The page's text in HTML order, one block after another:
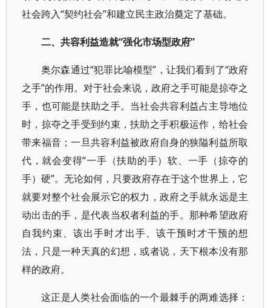
社会跨入“契约社会”和建立民主政治奠定了基础。
二、共容利益造就“强化市场型政府”
奥尔森通过“犯罪比喻模型”，让我们看到了“政府
之手”的作用。对于社会来说，政府之手可能是掠夺之
手，也可能是扶助之手。当社会共容利益占主导地位
时，掠夺之手受到约束，扶助之手积极运作，给社会
带来福音；一旦共容利益被政府自身的狭隘利益所取
代，就会变得“一手（扶助的手）软、一手（掠夺的
手）硬”。无论如何，只要政府存在于这个世界上，它
就要对整个社会展示它的权力，政府之手就永远是主
动出击的手，是代表当权者利益的手。那种希望政府
自我约束、该出手时才出手、该干预时才干预的想
法，只是一种天真的幻想，或者说，天下根本没有那
样的政府。
这正是人类社会面临的一个最棘手的两难选择：